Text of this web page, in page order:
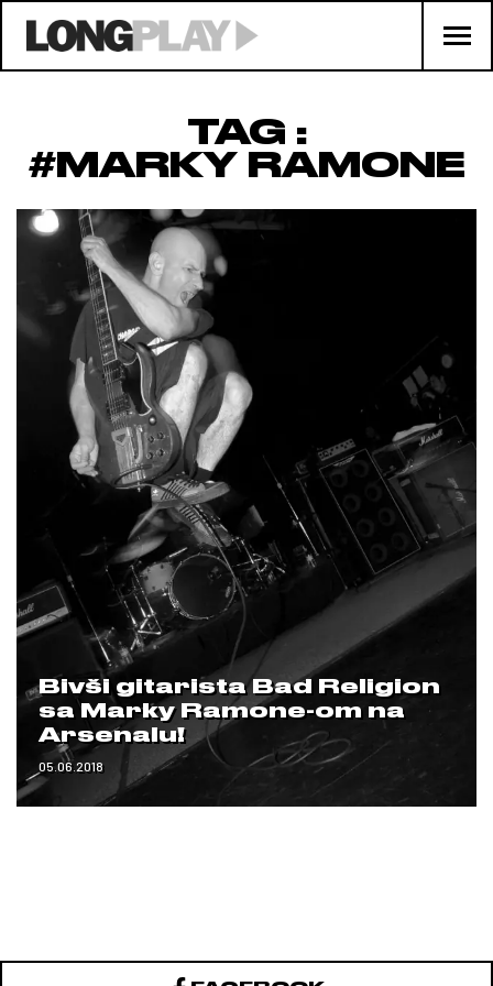
TAG :
#MARKY RAMONE
Bivši gitarista Bad Religion
sa Marky Ramone-om na
Arsenalu!
05.06.2018